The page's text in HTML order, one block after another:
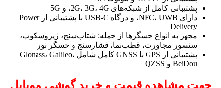
پشتیبانی کامل از شبکه‌های 2G، 3G، 4G، و 5G
دارای NFC، UWB، و درگاه USB-C با پشتیبانی از Power
Delivery
مجهز به انواع حسگرها از جمله: شتاب‌سنج، ژیروسکوپ،
سنسور مجاورت، قطب‌نما، فشارسنج و حسگر نور
پشتیبانی از GPS با GNSS کامل شامل Glonass، Galileo،
BeiDou و QZSS
جهت مشاهده قیمت و خرید گوشی موبایل